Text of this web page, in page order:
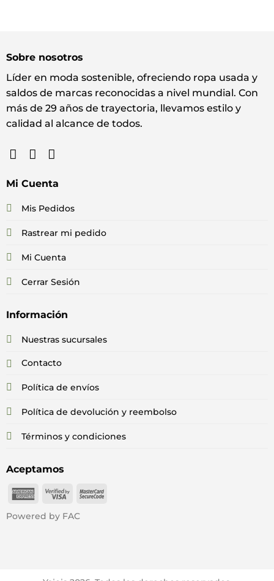
Sobre nosotros
Líder en moda sostenible, ofreciendo ropa usada y
saldos de marcas reconocidas a nivel mundial. Con
más de 29 años de trayectoria, llevamos estilo y
calidad al alcance de todos.
Mi Cuenta
Mis Pedidos
Rastrear mi pedido
Mi Cuenta
Cerrar Sesión
Información
Nuestras sucursales
Contacto
Política de envíos
Política de devolución y reembolso
Términos y condiciones
Aceptamos
American
Visa
MasterCard
Powered by FAC